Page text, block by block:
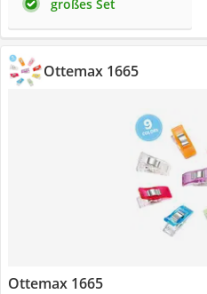
großes Set
Ottemax 1665
Ottemax 1665